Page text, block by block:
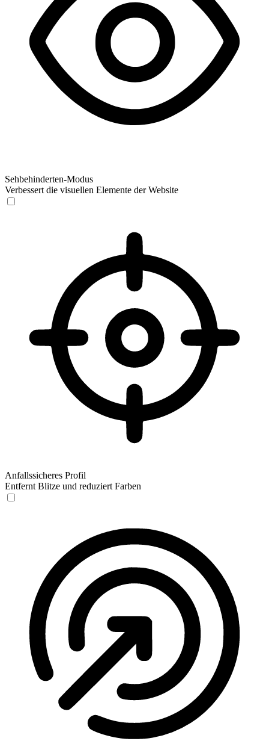
Sehbehinderten-Modus
Verbessert die visuellen Elemente der Website
Anfallssicheres Profil
Entfernt Blitze und reduziert Farben